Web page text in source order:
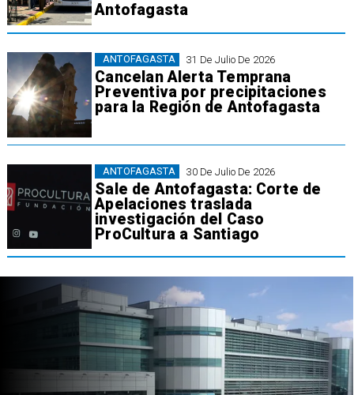
Antofagasta
31 De Julio De 2026
Cancelan Alerta Temprana
Preventiva por precipitaciones
para la Región de Antofagasta
ANTOFAGASTA
30 De Julio De 2026
Sale de Antofagasta: Corte de
Apelaciones traslada
investigación del Caso
ProCultura a Santiago
ANTOFAGASTA